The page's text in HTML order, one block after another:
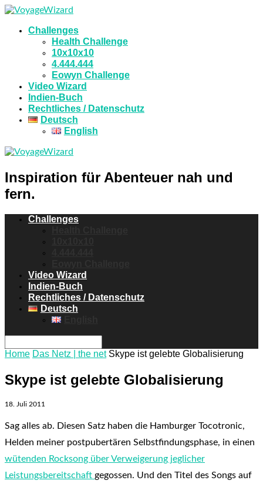
Challenges
Health Challenge
10x10x10
4.444.444
Eowyn Challenge
Video Wizard
Indien-Buch
Rechtliches / Datenschutz
Deutsch
English
Inspiration für Abenteuer nah und
fern.
Challenges
Video Wizard
Indien-Buch
Rechtliches / Datenschutz
Deutsch
Home Das Netz | the net Skype ist gelebte Globalisierung
Skype ist gelebte Globalisierung
18. Juli 2011
Sag alles ab. Diesen Satz haben die Hamburger Tocotronic,
Helden meiner postpubertären Selbstfindungsphase, in einen
wütenden Rocksong über Verweigerung jeglicher
Leistungsbereitschaft gegossen. Und den Titel des Songs auf